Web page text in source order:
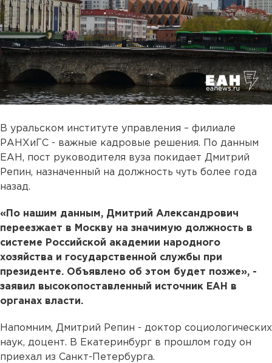
В уральском институте управления – филиале
РАНХиГС - важные кадровые решения. По данным
ЕАН, пост руководителя вуза покидает Дмитрий
Репин, назначенный на должность чуть более года
назад.
«По нашим данным, Дмитрий Александрович
переезжает в Москву на значимую должность в
системе Российской академии народного
хозяйства и государственной службы при
президенте. Объявлено об этом будет позже», -
заявил высокопоставленный источник ЕАН в
органах власти.
Напомним, Дмитрий Репин - доктор социологических
наук, доцент. В Екатеринбург в прошлом году он
приехал из Санкт-Петербурга.